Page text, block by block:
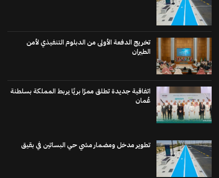
تخريج الدفعة الأولى من الدبلوم التنفيذي لأمن
الطيران
اتفاقية جديدة تطلق ممرًا بريًا يربط المملكة بسلطنة
عُمان
تطوير مدخل ومضمار مشي حي البساتين في بقيق